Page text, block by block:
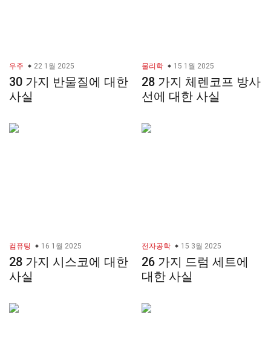
우주 22 1월 2025
30 가지 반물질에 대한
사실
물리학 15 1월 2025
28 가지 체렌코프 방사
선에 대한 사실
컴퓨팅 16 1월 2025
28 가지 시스코에 대한
사실
전자공학 15 3월 2025
26 가지 드럼 세트에
대한 사실